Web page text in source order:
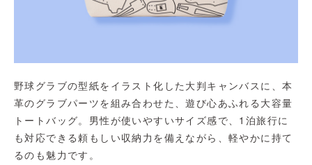
野球グラブの型紙をイラスト化した大判キャンバスに、本
革のグラブパーツを組み合わせた、遊び心あふれる大容量
トートバッグ。男性が使いやすいサイズ感で、1泊旅行に
も対応できる頼もしい収納力を備えながら、軽やかに持て
るのも魅力です。